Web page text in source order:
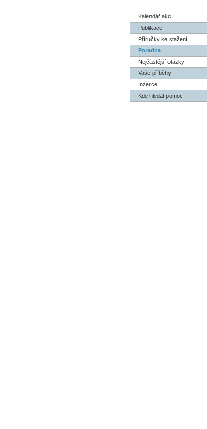
Kalendář akcí
Publikace
Příručky ke stažení
Poradna
Nejčastější otázky
Vaše příběhy
Inzerce
Kde hledat pomoc